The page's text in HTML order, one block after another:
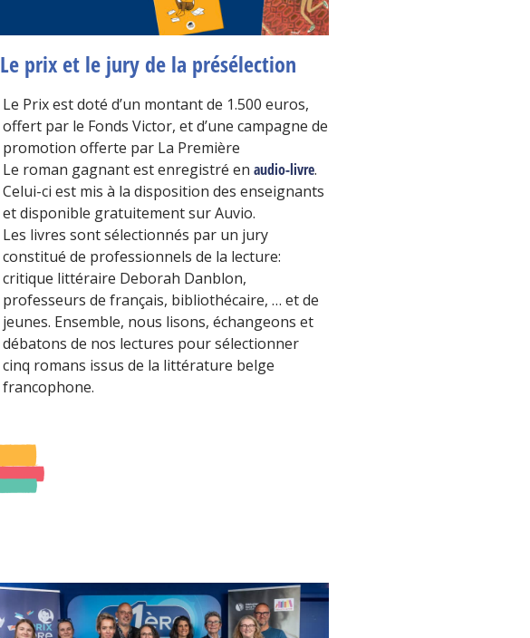
Le prix et le jury de la présélection
Le Prix est doté d’un montant de 1.500 euros,
offert par le Fonds Victor, et d’une campagne de
promotion offerte par La Première
Le roman gagnant est enregistré en audio-livre.
Celui-ci est mis à la disposition des enseignants
et disponible gratuitement sur Auvio.
Les livres sont sélectionnés par un jury
constitué de professionnels de la lecture:
critique littéraire Deborah Danblon,
professeurs de français, bibliothécaire, … et de
jeunes. Ensemble, nous lisons, échangeons et
débatons de nos lectures pour sélectionner
cinq romans issus de la littérature belge
francophone.